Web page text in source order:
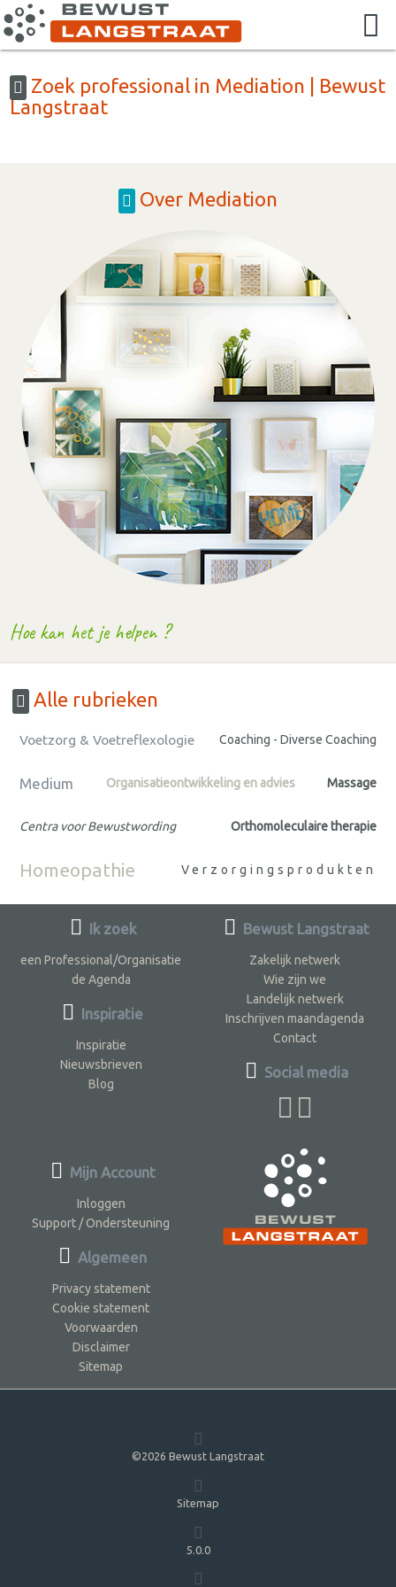
Zoek professional in Mediation | Bewust
Langstraat
Over Mediation
Hoe kan het je helpen ?
Alle rubrieken
Voetzorg & Voetreflexologie Coaching - Diverse Coaching
Medium Organisatieontwikkeling en advies Massage
Centra voor Bewustwording Orthomoleculaire therapie
Homeopathie Verzorgingsprodukten
Ik zoek
een Professional/Organisatie
de Agenda
Inspiratie
Inspiratie
Nieuwsbrieven
Blog
Bewust Langstraat
Zakelijk netwerk
Wie zijn we
Landelijk netwerk
Inschrijven maandagenda
Contact
Social media
Mijn Account
Inloggen
Support / Ondersteuning
Algemeen
Privacy statement
Cookie statement
Voorwaarden
Disclaimer
Sitemap
©2026 Bewust Langstraat
Sitemap
5.0.0